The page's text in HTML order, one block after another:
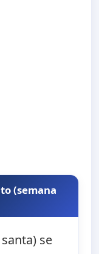
(semana
se